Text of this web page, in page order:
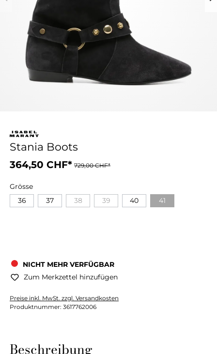
Stania Boots
364,50 CHF* 729,00 CHF*
Grösse
36
37 38 39 40 41
NICHT MEHR VERFÜGBAR
Zum Merkzettel hinzufügen
Preise inkl. MwSt. zzgl. Versandkosten
Produktnummer: 3617762006
Beschreibung